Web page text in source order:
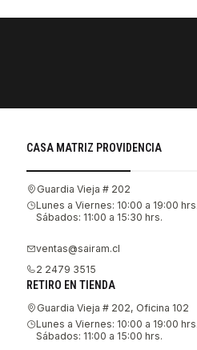
CASA MATRIZ PROVIDENCIA
Guardia Vieja # 202
Lunes a Viernes: 10:00 a 19:00 hrs.
Sábados: 11:00 a 15:30 hrs.
ventas@sairam.cl
2 2479 3515
RETIRO EN TIENDA
Guardia Vieja # 202, Oficina 102
Lunes a Viernes: 10:00 a 19:00 hrs.
Sábados: 11:00 a 15:00 hrs.